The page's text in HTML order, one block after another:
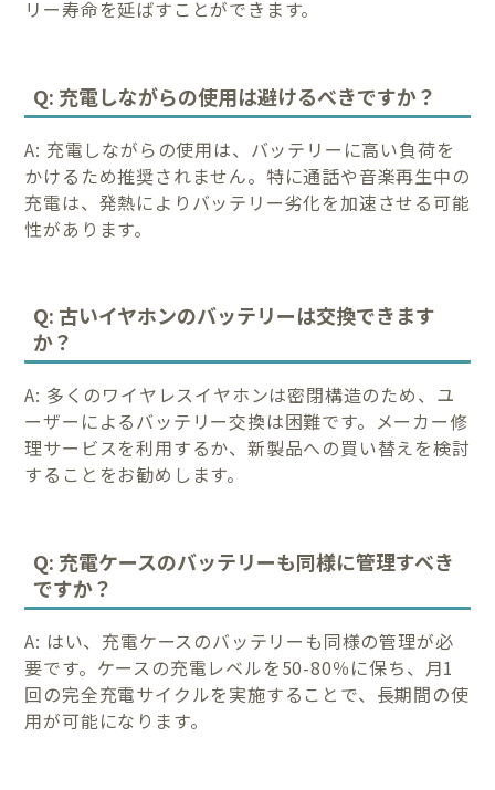
リー寿命を延ばすことができます。
Q: 充電しながらの使用は避けるべきですか？
A: 充電しながらの使用は、バッテリーに高い負荷を
かけるため推奨されません。特に通話や音楽再生中の
充電は、発熱によりバッテリー劣化を加速させる可能
性があります。
Q: 古いイヤホンのバッテリーは交換できます
か？
A: 多くのワイヤレスイヤホンは密閉構造のため、ユ
ーザーによるバッテリー交換は困難です。メーカー修
理サービスを利用するか、新製品への買い替えを検討
することをお勧めします。
Q: 充電ケースのバッテリーも同様に管理すべき
ですか？
A: はい、充電ケースのバッテリーも同様の管理が必
要です。ケースの充電レベルを50-80％に保ち、月1
回の完全充電サイクルを実施することで、長期間の使
用が可能になります。